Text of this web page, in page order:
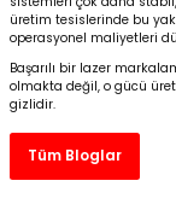
üretim tesislerinde bu
operasyonel maliyetleri
Başarılı bir lazer
olmakta değil, o gücü
gizlidir.
Tüm Bloglar